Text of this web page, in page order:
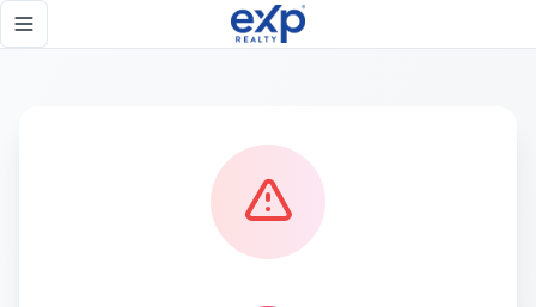
Toggle navigation menu
Página no encontrada - eXp Realty República Dominicana